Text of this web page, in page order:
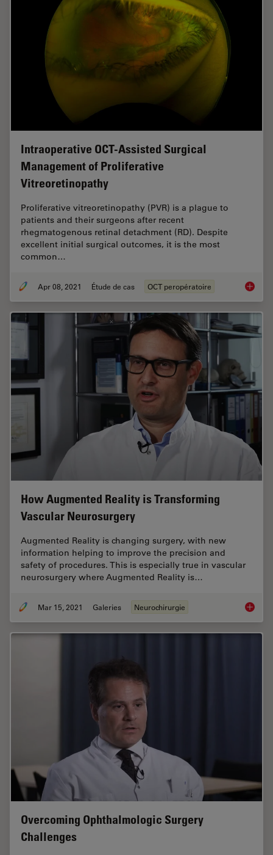
Intraoperative OCT-Assisted Surgical
Management of Proliferative
Vitreoretinopathy
Proliferative vitreoretinopathy (PVR) is a plague to
patients and their surgeons after recent
rhegmatogenous retinal detachment (RD). Despite
excellent initial surgical outcomes, it is the most
common…
Apr 08, 2021 Étude de cas OCT peropératoire
How Augmented Reality is Transforming
Vascular Neurosurgery
Augmented Reality is changing surgery, with new
information helping to improve the precision and
safety of procedures. This is especially true in vascular
neurosurgery where Augmented Reality is…
Mar 15, 2021 Galeries Neurochirurgie How
Overcoming Ophthalmologic Surgery
Challenges